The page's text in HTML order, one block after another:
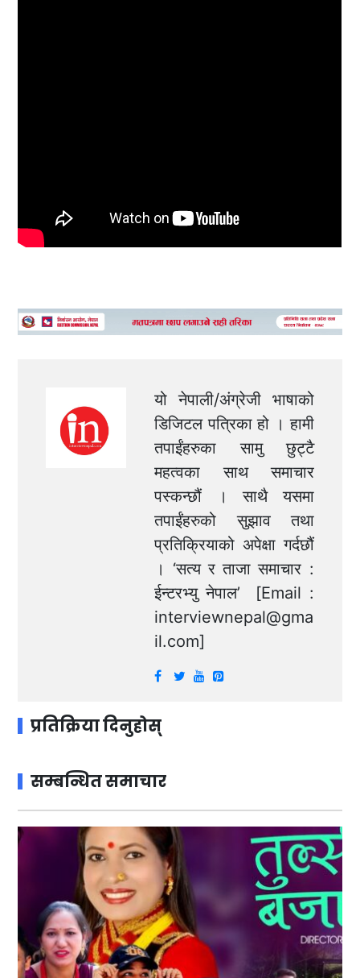
यो नेपाली/अंग्रेजी भाषाको
डिजिटल पत्रिका हो । हामी
तपाईंहरुका सामु छुट्टै
महत्वका साथ समाचार
पस्कन्छौं । साथै यसमा
तपाईंहरुको सुझाव तथा
प्रतिक्रियाको अपेक्षा गर्दछौं
। ‘सत्य र ताजा समाचार :
ईन्टरभ्यु नेपाल’ [Email :
interviewnepal@gma
il.com]
प्रतिक्रिया दिनुहोस्
सम्बन्धित समाचार